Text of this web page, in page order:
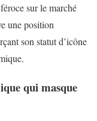
sur le marché
une position
son statut d’icône
qui masque